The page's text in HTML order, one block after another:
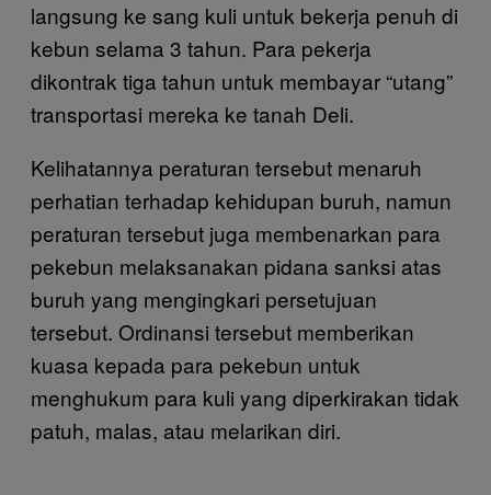
langsung ke sang kuli untuk bekerja penuh di
kebun selama 3 tahun. Para pekerja
dikontrak tiga tahun untuk membayar “utang”
transportasi mereka ke tanah Deli.
Kelihatannya peraturan tersebut menaruh
perhatian terhadap kehidupan buruh, namun
peraturan tersebut juga membenarkan para
pekebun melaksanakan pidana sanksi atas
buruh yang mengingkari persetujuan
tersebut. Ordinansi tersebut memberikan
kuasa kepada para pekebun untuk
menghukum para kuli yang diperkirakan tidak
patuh, malas, atau melarikan diri.